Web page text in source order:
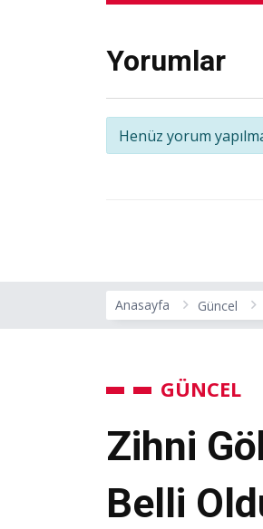
Yorumlar
Henüz yorum
Anasayfa Güncel
GÜNCEL
Zihni
Belli